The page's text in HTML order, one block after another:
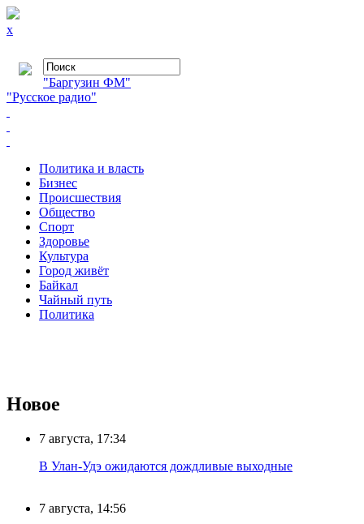
x
"Баргузин ФМ"
"Русское радио"
Политика и власть
Бизнес
Происшествия
Общество
Cпорт
Здоровье
Культура
Город живёт
Байкал
Чайный путь
Политика
Новое
7 августа, 17:34
В Улан-Удэ ожидаются дождливые выходные
7 августа, 14:56